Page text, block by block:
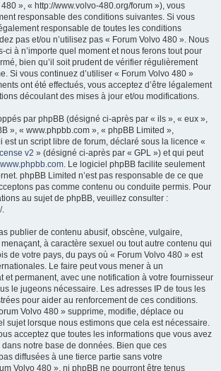
», « http://www.volvo-480.org/forum »), vous
responsable des conditions suivantes. Si vous
responsable de toutes les conditions
pas et/ou n’utilisez pas « Forum Volvo 480 ». Nous
ci à n’importe quel moment et nous ferons tout pour
bien qu’il soit prudent de vérifier régulièrement
Si vous continuez d’utiliser « Forum Volvo 480 »
ont été effectués, vous acceptez d’être légalement
découlant des mises à jour et/ou modifications.
par phpBB (désigné ci-après par « ils », « eux »,
», « www.phpbb.com », « phpBB Limited »,
est un script libre de forum, déclaré sous la licence «
v2 » (désigné ci-après par « GPL ») et qui peut
www.phpbb.com. Le logiciel phpBB facilite seulement
phpBB Limited n’est pas responsable de ce que
pas comme contenu ou conduite permis. Pour
au sujet de phpBB, veuillez consulter :
.
publier de contenu abusif, obscène, vulgaire,
à caractère sexuel ou tout autre contenu qui
de votre pays, du pays où « Forum Volvo 480 » est
Le faire peut vous mener à un
et permanent, avec une notification à votre fournisseur
le jugeons nécessaire. Les adresses IP de tous les
pour aider au renforcement de ces conditions.
Volvo 480 » supprime, modifie, déplace ou
sujet lorsque nous estimons que cela est nécessaire.
acceptez que toutes les informations que vous avez
notre base de données. Bien que ces
diffusées à une tierce partie sans votre
Volvo 480 », ni phpBB ne pourront être tenus